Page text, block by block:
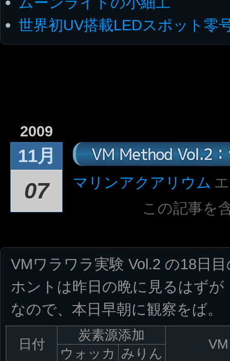
世界初UV搭載LEDスポット零
2009
11月
07
VM Method Vol.2
マリンアクアリウム
この記事を
VMワラワラ実験 Vol.2 の18日
ホントは昨日の晩に見るはず
なので、本日早朝に観察をば。
日付
炭素源添加
ウォッカ みりん